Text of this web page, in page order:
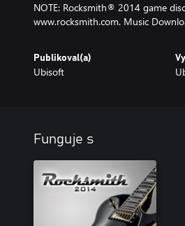
NOTE: Rocksmith® 2014 game
www.rocksmith.com. Music
Publikoval(a)
Ubisoft
Funguje s